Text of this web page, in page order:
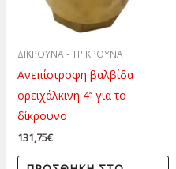
ΔΙΚΡΟΥΝΑ - ΤΡΙΚΡΟΥΝΑ
Ανεπίστροφη βαλβίδα
ορειχάλκινη 4’’ για το
δίκρουνο
131,75€